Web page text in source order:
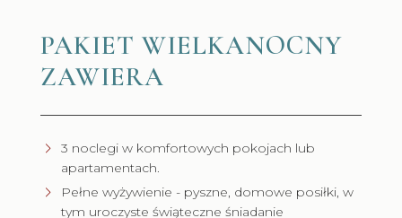
PAKIET WIELKANOCNY
ZAWIERA
3 noclegi w komfortowych pokojach lub
apartamentach.
Pełne wyżywienie - pyszne, domowe posiłki, w
tym uroczyste świąteczne śniadanie